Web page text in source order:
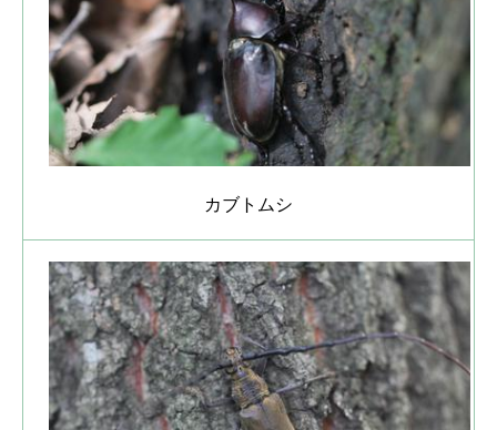
カブトムシ